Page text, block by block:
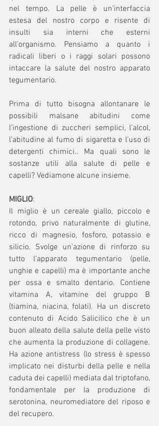
nel tempo. La pelle è un’interfaccia
estesa del nostro corpo e risente di
insulti sia interni che esterni
all’organismo. Pensiamo a quanto i
radicali liberi o i raggi solari possono
intaccare la salute del nostro apparato
tegumentario.
Prima di tutto bisogna allontanare le
possibili malsane abitudini come
l’ingestione di zuccheri semplici, l’alcol,
l’abitudine al fumo di sigaretta e l’uso di
detergenti chimici.. Ma quali sono le
sostanze utili alla salute di pelle e
capelli? Vediamone alcune insieme.
MIGLIO:
Il miglio è un cereale giallo, piccolo e
rotondo, privo naturalmente di glutine,
ricco di magnesio, fosforo, potassio e
silicio. Svolge un’azione di rinforzo su
tutto l’apparato tegumentario (pelle,
unghie e capelli) ma è importante anche
per ossa e smalto dentario. Contiene
vitamina A, vitamine del gruppo B
(tiamina, niacina, folati). Ha un discreto
contenuto di Acido Salicilico che è un
buon alleato della salute della pelle visto
che aumenta la produzione di collagene.
Ha azione antistress (lo stress è spesso
implicato nei disturbi della pelle e nella
caduta dei capelli) mediata dal triptofano,
fondamentale per la produzione di
serotonina, neuromediatore del riposo e
del recupero.